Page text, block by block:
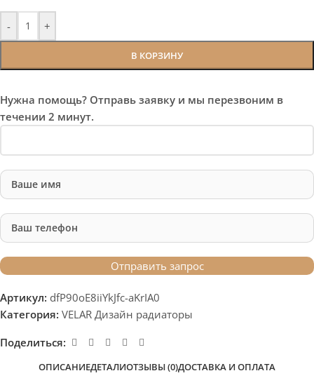
- +
В КОРЗИНУ
Нужна помощь? Отправь заявку и мы перезвоним в
течении 2 минут.
Артикул: dfP90oE8iiYkJfc-aKrIA0
Категория: VELAR Дизайн радиаторы
Поделиться:
ОПИСАНИЕДЕТАЛИОТЗЫВЫ (0)ДОСТАВКА И ОПЛАТА